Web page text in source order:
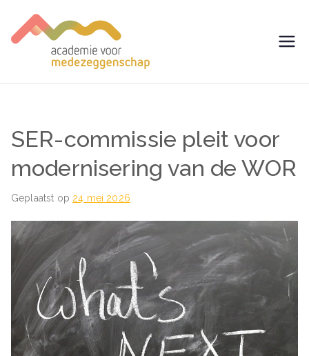
naar
de
voor
Medezegg
SER-commissie pleit voor
modernisering van de WOR
Geplaatst op 24 mei 2026